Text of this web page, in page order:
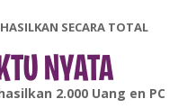
SECARA TOTAL
NYATA
6.000Uang enAndroid